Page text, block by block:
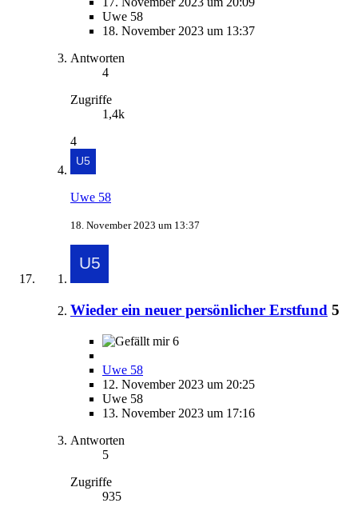
Uwe 58
18. November 2023 um 13:37
Antworten
4
Zugriffe
1,4k
4
Uwe 58
18. November 2023 um 13:37
Wieder ein neuer persönlicher Erstfund 5
6
Uwe 58
12. November 2023 um 20:25
Uwe 58
13. November 2023 um 17:16
Antworten
5
Zugriffe
935